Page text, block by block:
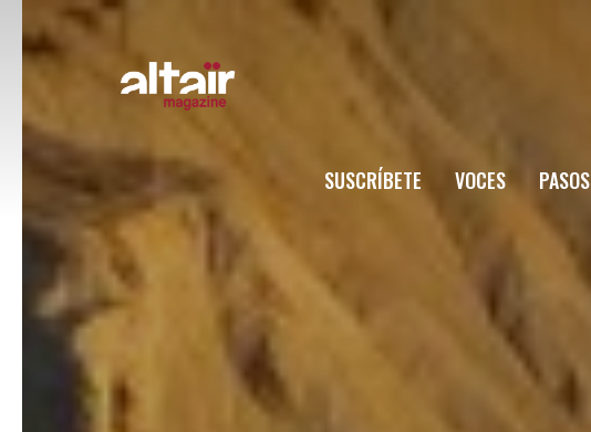
SUSCRÍBETE VOCES PASOS